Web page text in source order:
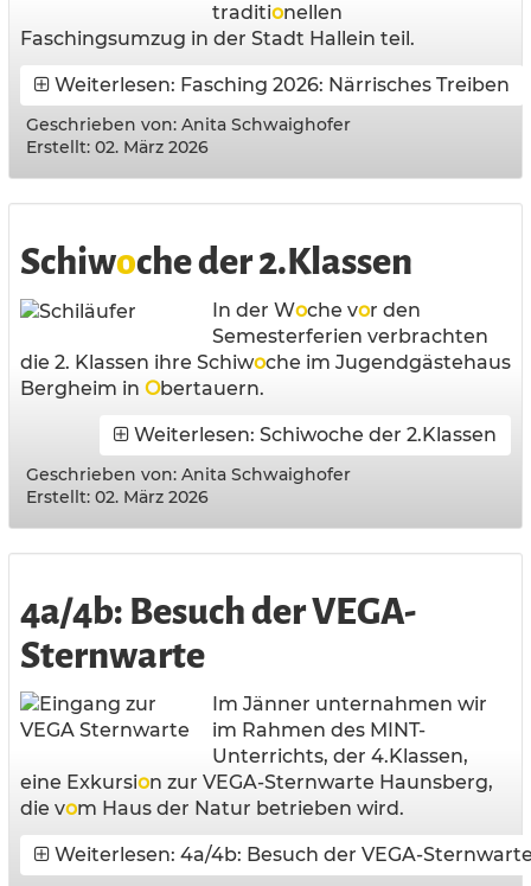
traditionellen
Faschingsumzug in der Stadt Hallein teil.
Weiterlesen: Fasching 2026: Närrisches Treiben
Geschrieben von: Anita Schwaighofer
Erstellt: 02. März 2026
Schiwoche der 2.Klassen
In der Woche vor den
Semesterferien verbrachten
die 2. Klassen ihre Schiwoche im Jugendgästehaus
Bergheim in Obertauern.
Weiterlesen: Schiwoche der 2.Klassen
Geschrieben von: Anita Schwaighofer
Erstellt: 02. März 2026
4a/4b: Besuch der VEGA-
Sternwarte
Im Jänner unternahmen wir
im Rahmen des MINT-
Unterrichts, der 4.Klassen,
eine Exkursion zur VEGA-Sternwarte Haunsberg,
die vom Haus der Natur betrieben wird.
Weiterlesen: 4a/4b: Besuch der VEGA-